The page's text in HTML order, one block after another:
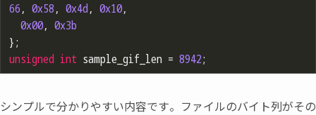
66, 0x58, 0x4d, 0x10,
0x00, 0x3b
unsigned int sample_gif_len = 8942
シンプルで分かりやすい内容です。ファイルのバイト列がその